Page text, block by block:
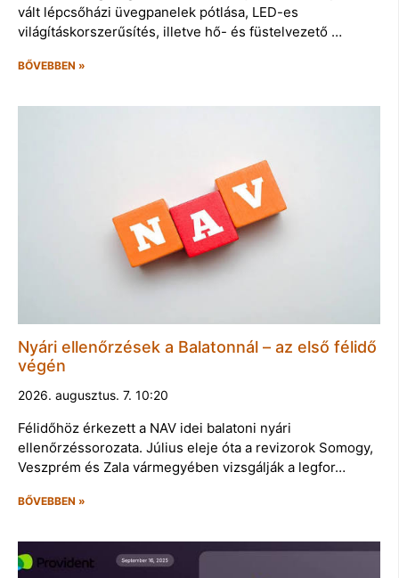
vált lépcsőházi üvegpanelek pótlása, LED-es
világításkorszerűsítés, illetve hő- és füstelvezető …
BŐVEBBEN »
Nyári ellenőrzések a Balatonnál – az első félidő
végén
2026. augusztus. 7. 10:20
Félidőhöz érkezett a NAV idei balatoni nyári
ellenőrzéssorozata. Július eleje óta a revizorok Somogy,
Veszprém és Zala vármegyében vizsgálják a legfor…
BŐVEBBEN »